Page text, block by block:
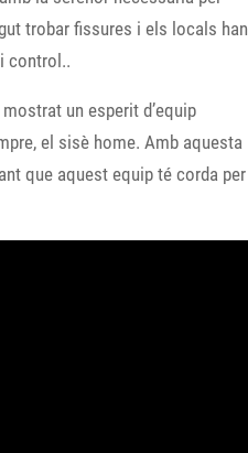
trobar fissures i els locals han
control..
un esperit d’equip
el sisè home. Amb aquesta
que aquest equip té corda per